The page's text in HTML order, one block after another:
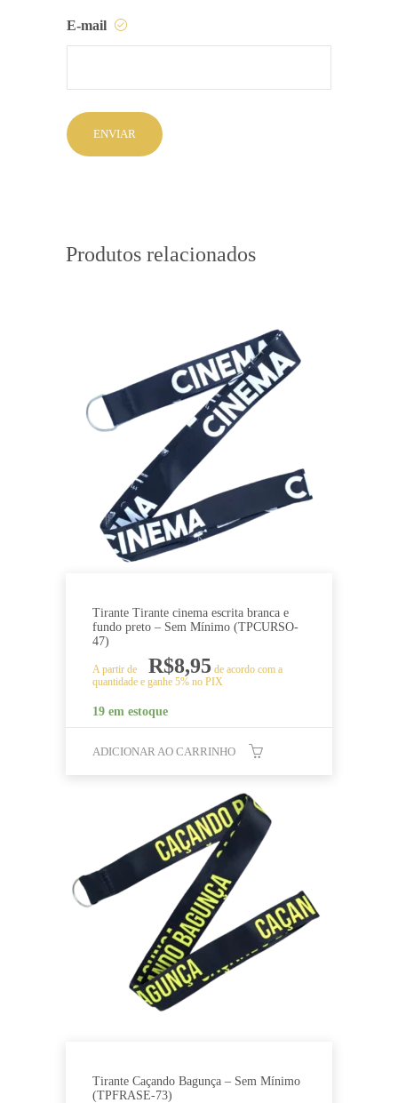
E-mail
Produtos relacionados
Tirante Tirante cinema escrita branca e
fundo preto – Sem Mínimo (TPCURSO-
47)
A partir de R$8,95 de acordo com a
quantidade e ganhe 5% no PIX
19 em estoque
ADICIONAR AO CARRINHO
Tirante Caçando Bagunça – Sem Mínimo
(TPFRASE-73)